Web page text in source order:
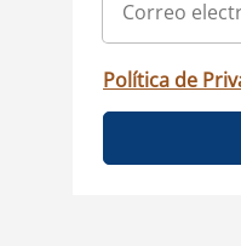
Política de